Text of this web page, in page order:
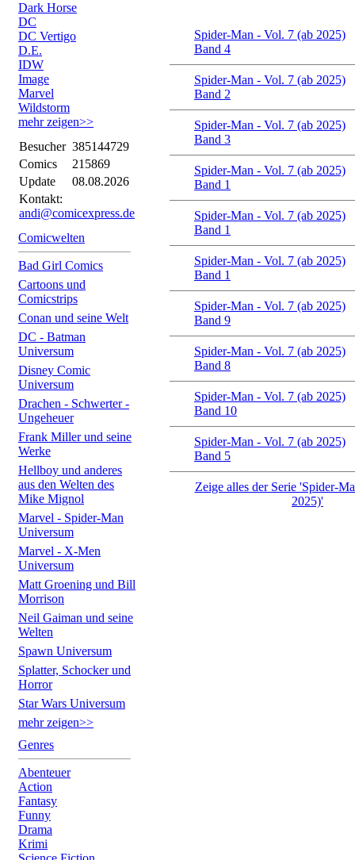
Dark Horse
DC
DC Vertigo
D.E.
IDW
Image
Marvel
Wildstorm
mehr zeigen>>
Besucher 385144729
Comics
215869
Update
08.08.2026
Kontakt:
andi@comicexpress.de
Comicwelten
Bad Girl Comics
Cartoons und
Comicstrips
Conan und seine Welt
DC - Batman
Universum
Disney Comic
Universum
Drachen - Schwerter -
Ungeheuer
Frank Miller und seine
Werke
Hellboy und anderes
aus den Welten des
Mike Mignol
Marvel - Spider-Man
Universum
Marvel - X-Men
Universum
Matt Groening und Bill
Morrison
Neil Gaiman und seine
Welten
Spawn Universum
Splatter, Schocker und
Horror
Star Wars Universum
mehr zeigen>>
Genres
Abenteuer
Action
Fantasy
Funny
Drama
Krimi
Spider-Man - Vol. 7 (ab 2025)
Band 4
Spider-Man - Vol. 7 (ab 2025)
Band 2
Spider-Man - Vol. 7 (ab 2025)
Band 3
Spider-Man - Vol. 7 (ab 2025)
Band 1
Spider-Man - Vol. 7 (ab 2025)
Band 1
Spider-Man - Vol. 7 (ab 2025)
Band 1
Spider-Man - Vol. 7 (ab 2025)
Band 9
Spider-Man - Vol. 7 (ab 2025)
Band 8
Spider-Man - Vol. 7 (ab 2025)
Band 10
Spider-Man - Vol. 7 (ab 2025)
Band 5
Zeige alles der Serie 'Spider-
2025)'